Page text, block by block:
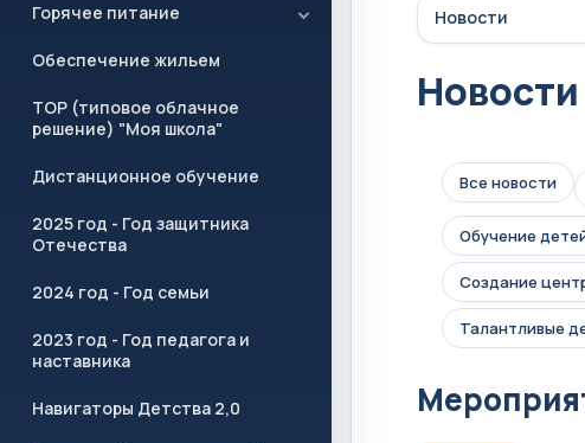
Горячее питание
Обеспечение жильем
ТОР (типовое облачное
решение) "Моя школа"
Дистанционное обучение
2025 год - Год защитника
Отечества
2024 год - Год семьи
2023 год - Год педагога и
наставника
Навигаторы Детства 2,0
Новости
Новости
Все новости
Обучение
Создание
Талантливые